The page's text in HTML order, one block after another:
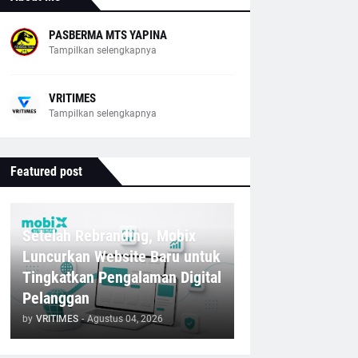
PASBERMA MTS YAPINA
Tampilkan selengkapnya
VRITIMES
Tampilkan selengkapnya
Featured post
Setelah Rebranding, Mobix
Luncurkan Website Baru untuk
Tingkatkan Pengalaman Digital
Pelanggan
by VRITIMES - Agustus 04, 2026